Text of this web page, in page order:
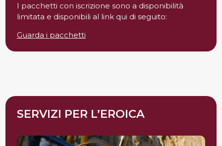
I pacchetti con iscrizione sono a disponibilità
limitata e disponibili al link qui di seguito:
Guarda i pacchetti
SERVIZI PER L’EROICA